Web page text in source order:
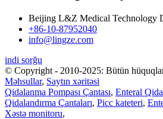
Beijing L&Z Medical Technology
+86-10-87952040
info@lingze.com
indi sorğu
© Copyright - 2010-2025: Bütün
Məhsullar, Saytın xəritəsi
Qidalanma Pompası Çantası, Enteral
Qidalandırma Çantaları, Picc kateteri,
Xəstə monitoru,